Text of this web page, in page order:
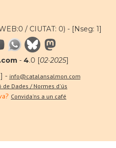
/ CIUTAT: 0) - [Nseg: 1]
- 4.0 [02·2025]
- info@catalansalmon.com
Dades / Normes d'ús
Convida'ns a un café